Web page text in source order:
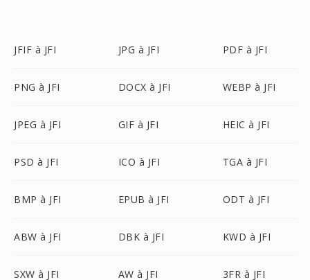
JFIF à JFI JPG à JFI PDF à JFI
PNG à JFI DOCX à JFI WEBP à JFI
JPEG à JFI GIF à JFI HEIC à JFI
PSD à JFI ICO à JFI TGA à JFI
BMP à JFI EPUB à JFI ODT à JFI
ABW à JFI DBK à JFI KWD à JFI
SXW à JFI AW à JFI 3FR à JFI